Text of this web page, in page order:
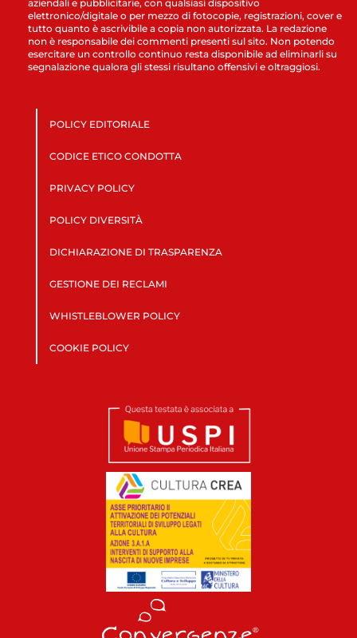
aziendali e pubblicitarie, con qualsiasi dispositivo
elettronico/digitale o per mezzo di fotocopie, registrazioni, cover e
tutto quanto è ascrivibile a copia non autorizzata. La redazione
non è responsabile dei commenti presenti sul sito. Non potendo
esercitare un controllo continuo resta disponibile ad eliminarli su
segnalazione qualora gli stessi risultano offensivi e oltraggiosi.
POLICY EDITORIALE
CODICE ETICO CONDOTTA
PRIVACY POLICY
POLICY DIVERSITÀ
DICHIARAZIONE DI TRASPARENZA
GESTIONE DEI RECLAMI
WHISTLEBLOWER POLICY
COOKIE POLICY